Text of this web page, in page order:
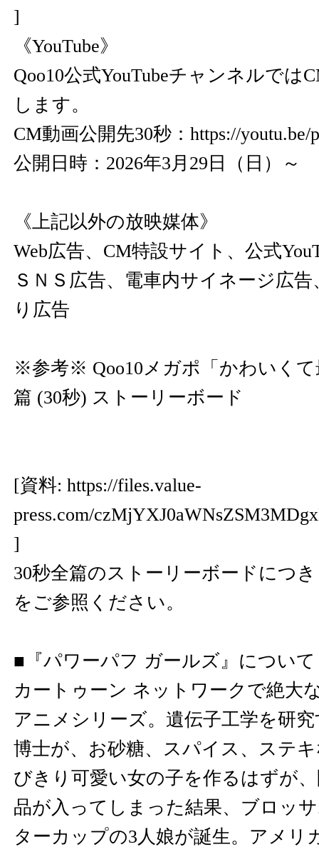
]
《YouTube》
Qoo10公式YouTubeチャンネルでは
します。
CM動画公開先30秒： https://youtu.be/
公開日時：2026年3月29日（日）～
《上記以外の放映媒体》
Web広告、CM特設サイト、公式
ＳＮＳ広告、電車内サイネージ広
り広告
※参考※ Qoo10メガポ「かわいく
篇 (30秒) ストーリーボード
[資料: https://files.value-
press.com/
]
30秒全篇のストーリーボードにつ
をご参照ください。
■『パワーパフ ガールズ』について
カートゥーン ネットワークで絶大
アニメシリーズ。遺伝子工学を研
博士が、お砂糖、スパイス、ステ
びきり可愛い女の子を作るはずが
品が入ってしまった結果、ブロッ
ターカップの3人娘が誕生。アメリ